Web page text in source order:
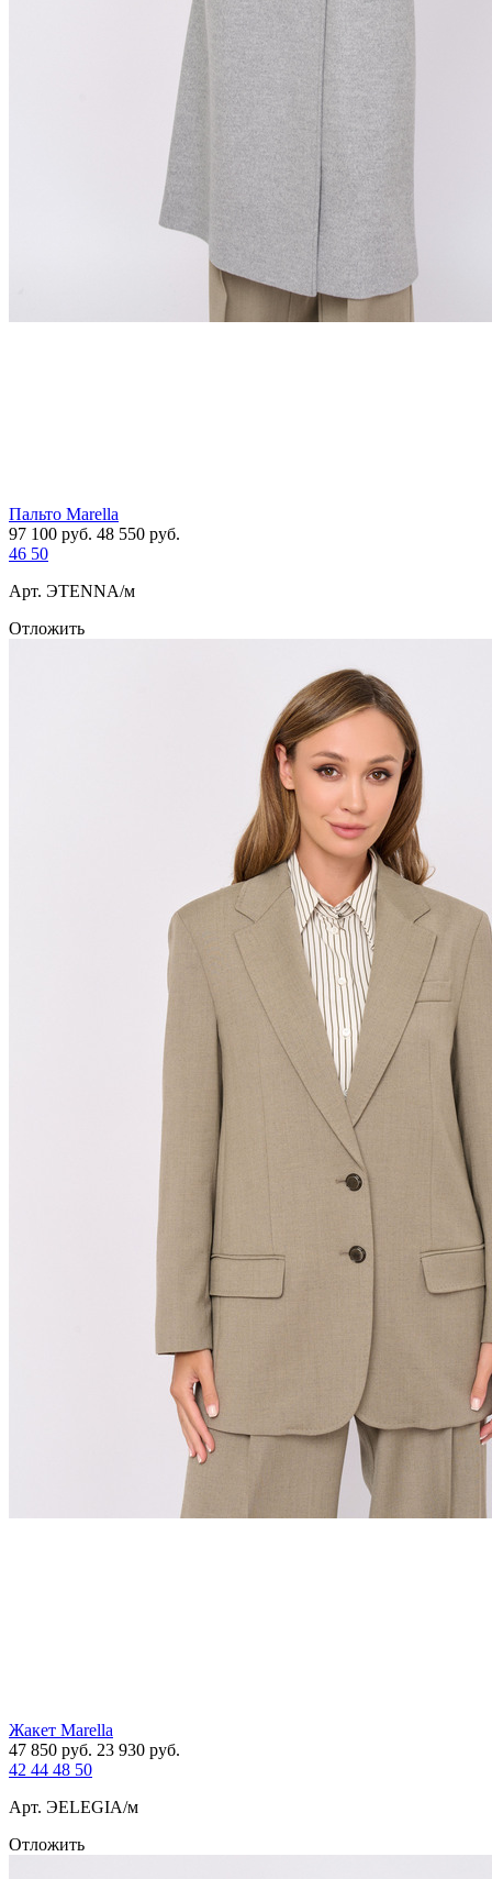
Пальто Marella
97 100 руб. 48 550 руб.
46 50
Арт. ЭTENNA/м
Отложить
Жакет Marella
47 850 руб. 23 930 руб.
42 44 48 50
Арт. ЭELEGIA/м
Отложить